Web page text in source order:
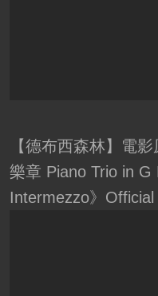
【德布西森林】電
樂章 Piano Trio in
Intermezzo》Official